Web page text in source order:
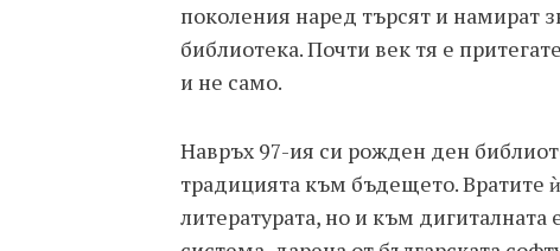
поколения наред търсят и намират
библиотека. Почти век тя е
и не само.
Навръх 97-ия си рожден ден
традицията към бъдещето. Вратите
литературата, но и към дигиталната